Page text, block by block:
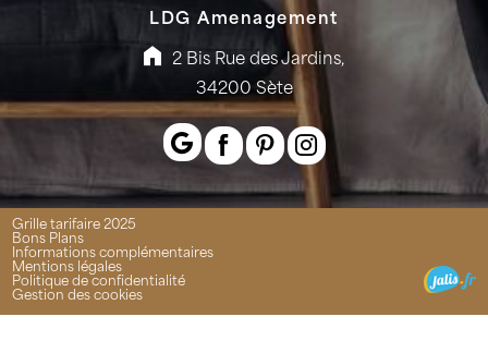
LDG Amenagement
2 Bis Rue des Jardins,
34200 Sète
Grille tarifaire 2025
Bons Plans
Informations complémentaires
Mentions légales
Politique de confidentialité
Gestion des cookies